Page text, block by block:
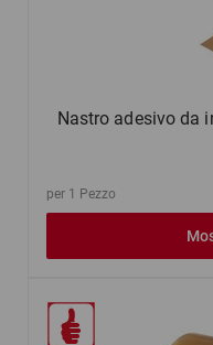
Nastro adesivo da
per 1 Pezzo